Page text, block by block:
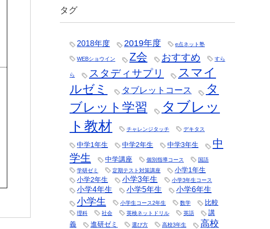
タグ
2018年度 2019年度 e点ネット塾
WEBショウイン Z会 おすすめ すら
ら スタディサプリ
スマイ
ルゼミ
タブレットコース
タ
ブレット学習
タブレッ
ト教材
チャレンジタッチ デキタス
中学1年生 中学2年生 中学3年生
中
学生
中学講座 個別指導コース
国語
学研ゼミ
定期テスト対策講座
小学1年生
小学2年生
小学3年生 小学3年生コース
小学4年生 小学5年生 小学6年生
小学生 小学生コース2年生 数学 比較
理科 社会 英検ネットドリル 英語
講
義
進研ゼミ 選び方 高校3年生 高校